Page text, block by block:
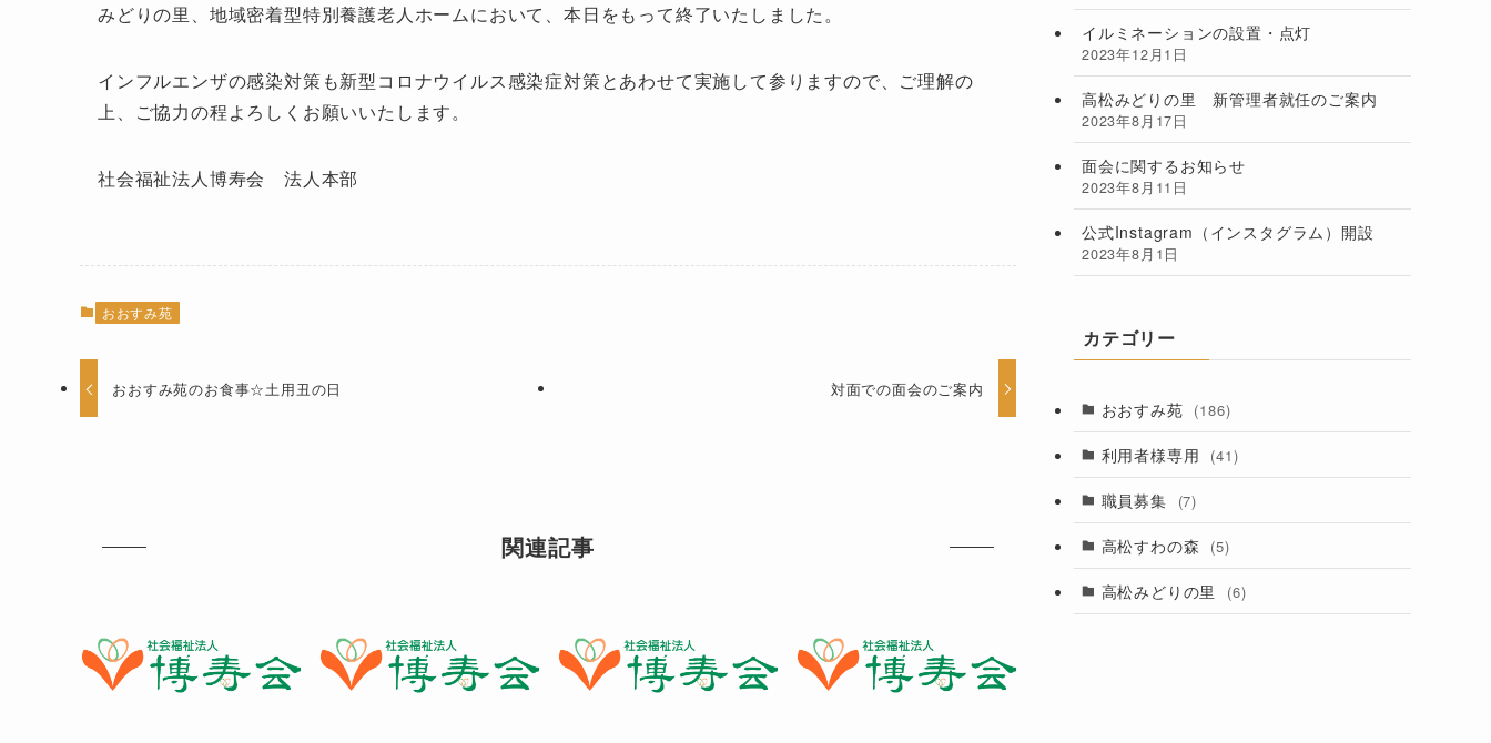
みどりの里、地域密着型特別養護老人ホームにおいて、本日をもって終了いたしました。
インフルエンザの感染対策も新型コロナウイルス感染症対策とあわせて実施して参りますので、ご理解の
上、ご協力の程よろしくお願いいたします。
社会福祉法人博寿会 法人本部
おおすみ苑
おおすみ苑のお食事☆土用丑の日 対面での面会のご案内
関連記事
イルミネーションの設置・点灯
2023年12月1日
高松みどりの里 新管理者就任のご案内
2023年8月17日
面会に関するお知らせ
2023年8月11日
公式Instagram（インスタグラム）開設
2023年8月1日
カテゴリー
おおすみ苑 (186)
利用者様専用 (41)
職員募集 (7)
高松すわの森 (5)
高松みどりの里 (6)